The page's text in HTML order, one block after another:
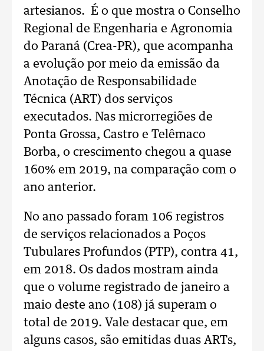
artesianos. É o que mostra o Conselho
Regional de Engenharia e Agronomia
do Paraná (Crea-PR), que acompanha
a evolução por meio da emissão da
Anotação de Responsabilidade
Técnica (ART) dos serviços
executados. Nas microrregiões de
Ponta Grossa, Castro e Telêmaco
Borba, o crescimento chegou a quase
160% em 2019, na comparação com o
ano anterior.
No ano passado foram 106 registros
de serviços relacionados a Poços
Tubulares Profundos (PTP), contra 41,
em 2018. Os dados mostram ainda
que o volume registrado de janeiro a
maio deste ano (108) já superam o
total de 2019. Vale destacar que, em
alguns casos, são emitidas duas ARTs,